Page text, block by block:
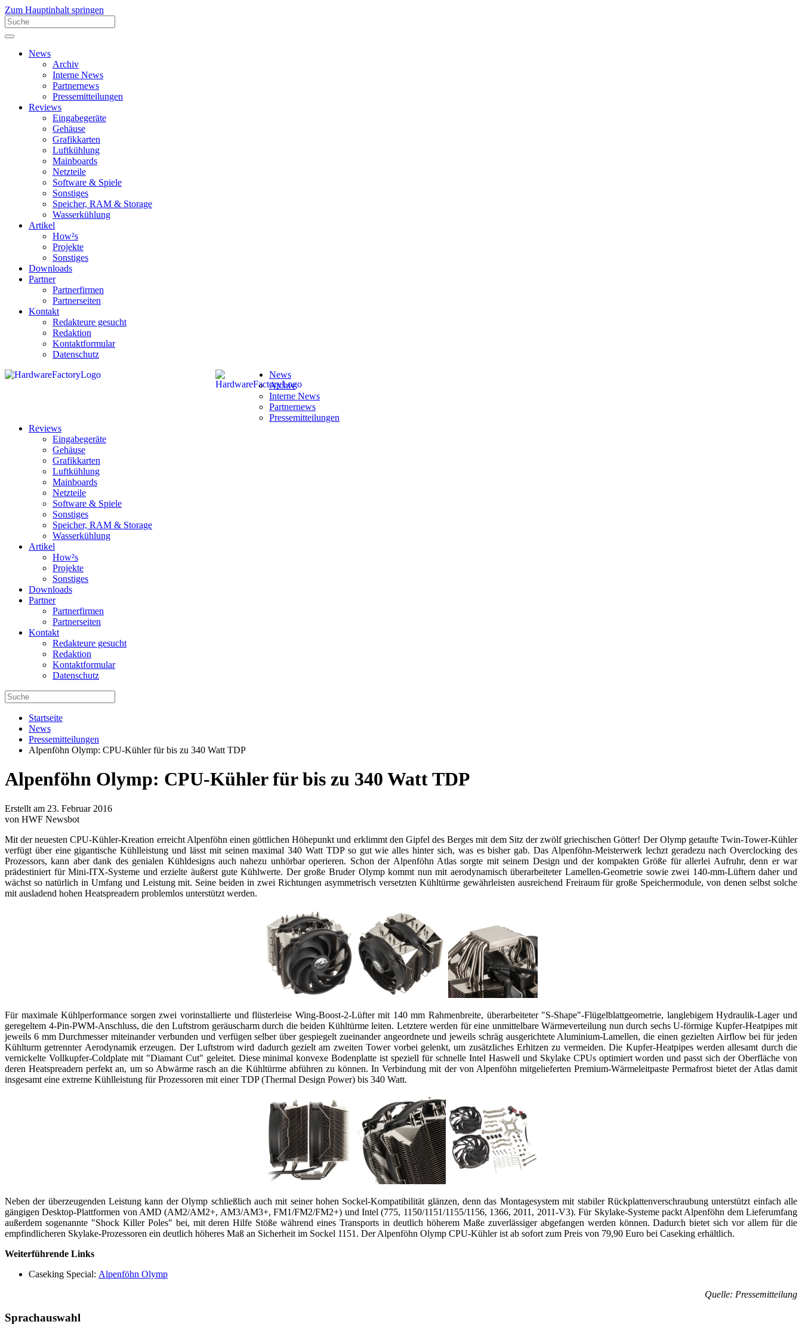
Zum Hauptinhalt springen
News
Archiv
Interne News
Partnernews
Pressemitteilungen
Reviews
Eingabegeräte
Gehäuse
Grafikkarten
Luftkühlung
Mainboards
Netzteile
Software & Spiele
Sonstiges
Speicher, RAM & Storage
Wasserkühlung
Artikel
How²s
Projekte
Sonstiges
Downloads
Partner
Partnerfirmen
Partnerseiten
Kontakt
Redakteure gesucht
Redaktion
Kontaktformular
Datenschutz
News
Archiv
Interne News
Partnernews
Pressemitteilungen
Reviews
Eingabegeräte
Gehäuse
Grafikkarten
Luftkühlung
Mainboards
Netzteile
Software & Spiele
Sonstiges
Speicher, RAM & Storage
Wasserkühlung
Artikel
How²s
Projekte
Sonstiges
Downloads
Partner
Partnerfirmen
Partnerseiten
Kontakt
Redakteure gesucht
Redaktion
Kontaktformular
Datenschutz
Startseite
News
Pressemitteilungen
Alpenföhn Olymp: CPU-Kühler für bis zu 340 Watt TDP
Alpenföhn Olymp: CPU-Kühler für bis zu 340 Watt TDP
Erstellt am 23. Februar 2016
von HWF Newsbot
Mit der neuesten CPU-Kühler-Kreation erreicht Alpenföhn einen göttlichen Höhepunkt und erklimmt den Gipfel des Berges mit dem Sitz der zwölf griechischen Götter! Der Olymp getaufte Twin-Tower-Kühler
verfügt über eine gigantische Kühlleistung und lässt mit seinen maximal 340 Watt TDP so gut wie alles hinter sich, was es bisher gab. Das Alpenföhn-Meisterwerk lechzt geradezu nach Overclocking des
Prozessors, kann aber dank des genialen Kühldesigns auch nahezu unhörbar operieren. Schon der Alpenföhn Atlas sorgte mit seinem Design und der kompakten Größe für allerlei Aufruhr, denn er war
prädestiniert für Mini-ITX-Systeme und erzielte äußerst gute Kühlwerte. Der große Bruder Olymp kommt nun mit aerodynamisch überarbeiteter Lamellen-Geometrie sowie zwei 140-mm-Lüftern daher und
wächst so natürlich in Umfang und Leistung mit. Seine beiden in zwei Richtungen asymmetrisch versetzten Kühltürme gewährleisten ausreichend Freiraum für große Speichermodule, von denen selbst solche
mit ausladend hohen Heatspreadern problemlos unterstützt werden.
Für maximale Kühlperformance sorgen zwei vorinstallierte und flüsterleise Wing-Boost-2-Lüfter mit 140 mm Rahmenbreite, überarbeiteter "S-Shape"-Flügelblattgeometrie, langlebigem Hydraulik-Lager und
geregeltem 4-Pin-PWM-Anschluss, die den Luftstrom geräuscharm durch die beiden Kühltürme leiten. Letztere werden für eine unmittelbare Wärmeverteilung nun durch sechs U-förmige Kupfer-Heatpipes mit
jeweils 6 mm Durchmesser miteinander verbunden und verfügen selber über gespiegelt zueinander angeordnete und jeweils schräg ausgerichtete Aluminium-Lamellen, die einen gezielten Airflow bei für jeden
Kühlturm getrennter Aerodynamik erzeugen. Der Luftstrom wird dadurch gezielt am zweiten Tower vorbei gelenkt, um zusätzliches Erhitzen zu vermeiden. Die Kupfer-Heatpipes werden allesamt durch die
vernickelte Vollkupfer-Coldplate mit "Diamant Cut" geleitet. Diese minimal konvexe Bodenplatte ist speziell für schnelle Intel Haswell und Skylake CPUs optimiert worden und passt sich der Oberfläche von
deren Heatspreadern perfekt an, um so Abwärme rasch an die Kühltürme abführen zu können. In Verbindung mit der von Alpenföhn mitgelieferten Premium-Wärmeleitpaste Permafrost bietet der Atlas damit
insgesamt eine extreme Kühlleistung für Prozessoren mit einer TDP (Thermal Design Power) bis 340 Watt.
Neben der überzeugenden Leistung kann der Olymp schließlich auch mit seiner hohen Sockel-Kompatibilität glänzen, denn das Montagesystem mit stabiler Rückplattenverschraubung unterstützt einfach alle
gängigen Desktop-Plattformen von AMD (AM2/AM2+, AM3/AM3+, FM1/FM2/FM2+) und Intel (775, 1150/1151/1155/1156, 1366, 2011, 2011-V3). Für Skylake-Systeme packt Alpenföhn dem Lieferumfang
außerdem sogenannte "Shock Killer Poles" bei, mit deren Hilfe Stöße während eines Transports in deutlich höherem Maße zuverlässiger abgefangen werden können. Dadurch bietet sich vor allem für die
empfindlicheren Skylake-Prozessoren ein deutlich höheres Maß an Sicherheit im Sockel 1151. Der Alpenföhn Olymp CPU-Kühler ist ab sofort zum Preis von 79,90 Euro bei Caseking erhältlich.
Weiterführende Links
Caseking Special: Alpenföhn Olymp
Quelle: Pressemitteilung
Sprachauswahl